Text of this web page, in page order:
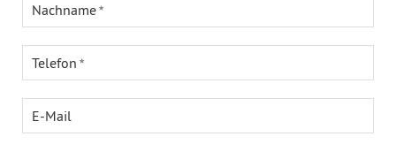
Nachname
Telefon
E-Mail